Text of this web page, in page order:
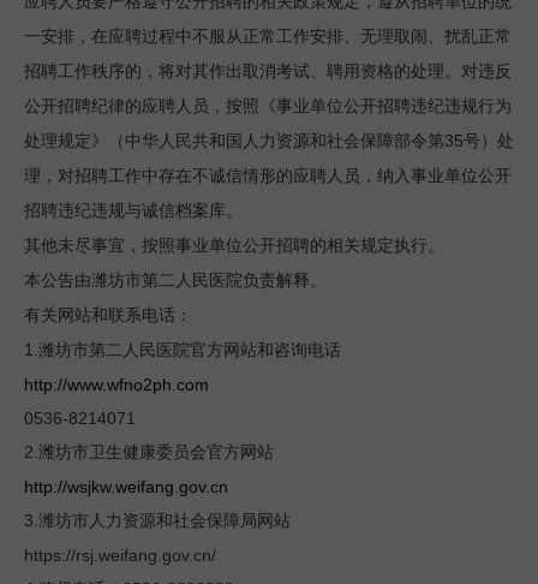
一安排，在应聘过程中不服从正常工作安排、无理取闹、扰乱正常
招聘工作秩序的，将对其作出取消考试、聘用资格的处理。对违反
公开招聘纪律的应聘人员，按照《事业单位公开招聘违纪违规行为
处理规定》（中华人民共和国人力资源和社会保障部令第35号）处
理，对招聘工作中存在不诚信情形的应聘人员，纳入事业单位公开
招聘违纪违规与诚信档案库。
其他未尽事宜，按照事业单位公开招聘的相关规定执行。
本公告由潍坊市第二人民医院负责解释。
有关网站和联系电话：
1. 潍坊市第二人民医院官方网站和咨询电话
http://www.wfno2ph.com
0536-8214071
2. 潍坊市卫生健康委员会官方网站
http://wsjkw.weifang.gov.cn
3. 潍坊市人力资源和社会保障局网站
https://rsj.weifang.gov.cn/